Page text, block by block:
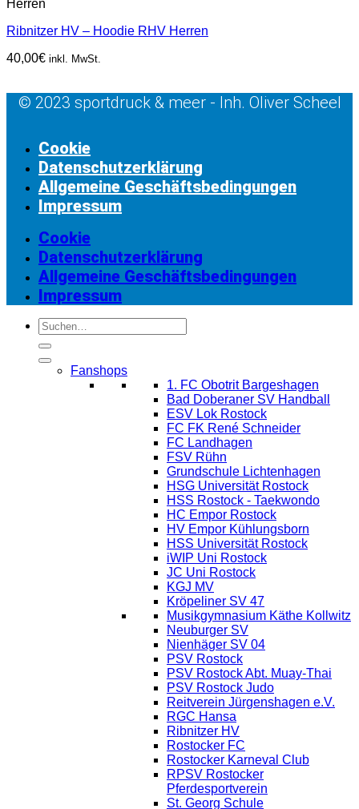
Herren
Ribnitzer HV – Hoodie RHV Herren
40,00€ inkl. MwSt.
© 2023 sportdruck & meer - Inh. Oliver Scheel
Cookie
Datenschutzerklärung
Allgemeine Geschäftsbedingungen
Impressum
Cookie
Datenschutzerklärung
Allgemeine Geschäftsbedingungen
Impressum
Suchen
nach:
Fanshops
1. FC Obotrit Bargeshagen
Bad Doberaner SV Handball
ESV Lok Rostock
FC FK René Schneider
FC Landhagen
FSV Rühn
Grundschule Lichtenhagen
HSG Universität Rostock
HSS Rostock - Taekwondo
HC Empor Rostock
HV Empor Kühlungsborn
HSS Universität Rostock
iWIP Uni Rostock
JC Uni Rostock
KGJ MV
Kröpeliner SV 47
Musikgymnasium Käthe Kollwitz
Neuburger SV
Nienhäger SV 04
PSV Rostock
PSV Rostock Abt. Muay-Thai
PSV Rostock Judo
Reitverein Jürgenshagen e.V.
RGC Hansa
Ribnitzer HV
Rostocker FC
Rostocker Karneval Club
RPSV Rostocker
Pferdesportverein
St. Georg Schule